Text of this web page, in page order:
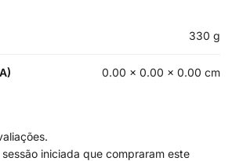
330 g
0.00 × 0.00 × 0.00 cm
iniciada que compraram este